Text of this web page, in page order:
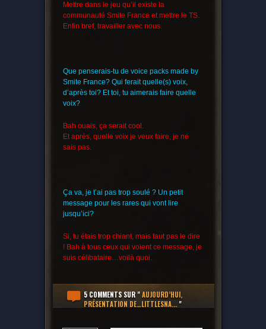
Mettre dans le jeu qu’il existe la
communauté Smite France et mettre le TS.
Enfin bref, travailler avec nous.
Que penserais-tu de voice packs made by
Smite France? Qui ferait quelle(s) voix,
d’après toi? Et toi, tu aimerais faire quelle
voix?
Bah ouais, ça serait cool.
Et après, quelle voix je veux faire, je ne
sais pas.
Ça va, je t’ai pas trop soulé ? Un petit
message pour les rares qui vont lire
jusqu’ici?
Si, tu étais trop chiant, mais faut pas le dire
! Bah à tous ceux qui voient ce message, je
suis célibataire…voilà quoi.
5 COMMENTSSUR "AUJOURD’HUI,
PRÉSENTATION DE…LITTLESNA..."